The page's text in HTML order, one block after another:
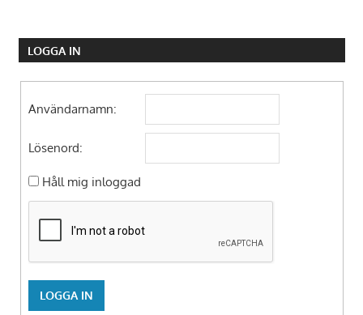
LOGGA IN
Användarnamn:
Lösenord:
Håll mig inloggad
LOGGA IN